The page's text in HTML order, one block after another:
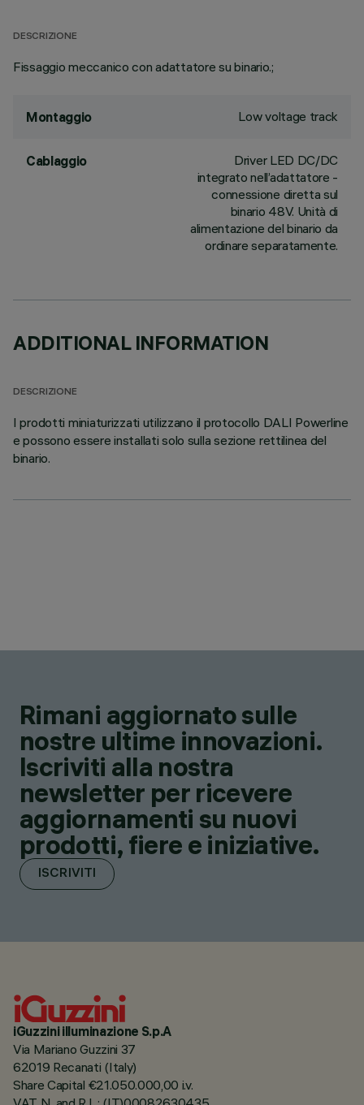
DESCRIZIONE
Fissaggio meccanico con adattatore su binario.;
Montaggio Low voltage track
Cablaggio
Driver LED DC/DC
integrato nell’adattatore -
connessione diretta sul
binario 48V. Unità di
alimentazione del binario da
ordinare separatamente.
ADDITIONAL INFORMATION
DESCRIZIONE
I prodotti miniaturizzati utilizzano il protocollo DALI Powerline
e possono essere installati solo sulla sezione rettilinea del
binario.
Rimani aggiornato sulle
nostre ultime innovazioni.
Iscriviti alla nostra
newsletter per ricevere
aggiornamenti su nuovi
prodotti, fiere e iniziative.
ISCRIVITI
iGuzzini illuminazione S.p.A
Via Mariano Guzzini 37
62019 Recanati (Italy)
Share Capital €21.050.000,00 i.v.